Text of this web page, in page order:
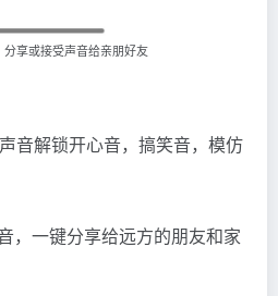
享或接受声音给亲朋好友
音解锁开心音，搞笑音，模仿
，一键分享给远方的朋友和家